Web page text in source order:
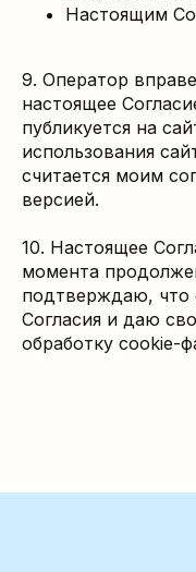
Настоящим
9. Оператор
настоящее
публикуется на
использования
считается моим
версией.
10. Настоящее
момента
подтверждаю, что
Согласия и даю
обработку cookie-